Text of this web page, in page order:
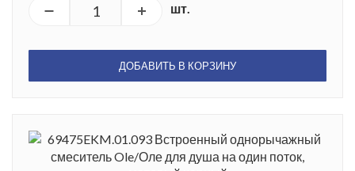
шт.
ДОБАВИТЬ В КОРЗИНУ